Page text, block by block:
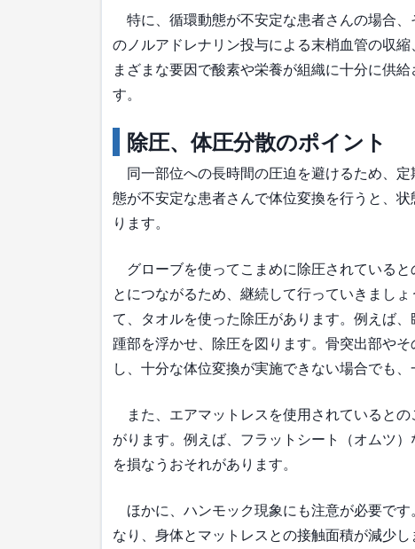
特に、循環動態が不安定な患者さんの場合
のノルアドレナリン投与による末梢血管の収
まざまな要因で酸素や栄養が組織に十分に供
す。
除圧、体圧分散のポイント
同一部位への長時間の圧迫を避けるため、
態が不安定な患者さんで体位変換を行うと、
ります。
グローブを使ってこまめに除圧されている
とにつながるため、継続して行っていきまし
て、タオルを使った除圧があります。例えば
踵部を浮かせ、除圧を図ります。骨突出部や
し、十分な体位変換が実施できない場合でも、
また、エアマットレスを使用されていると
がります。例えば、フラットシート（オムツ
を損なうおそれがあります。
ほかに、ハンモック現象にも注意が必要で
なり、身体とマットレスとの接触面積が減少